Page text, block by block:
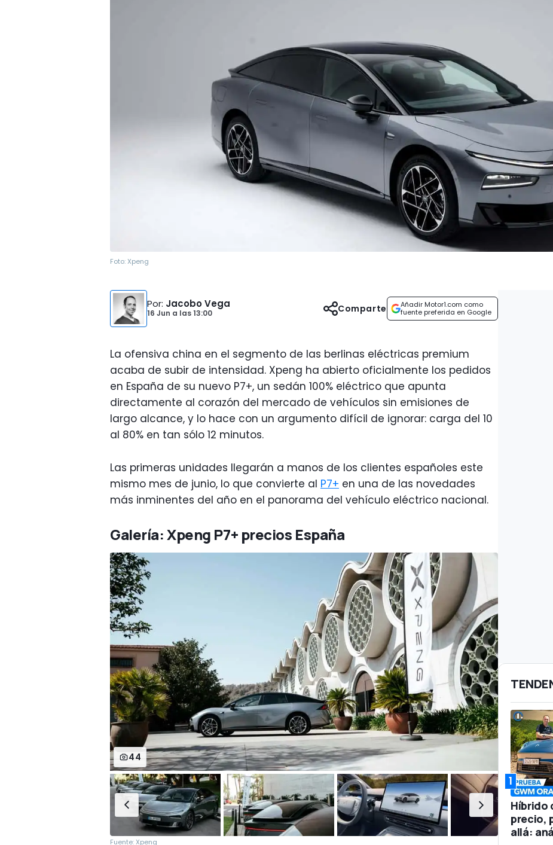
Foto:Xpeng
Por: Jacobo Vega
16 Jun a las13:00
Añadir Motor1.com como
fuente preferida en Google
Comparte
La ofensiva china en el segmento de las berlinas eléctricas premium
acaba de subir de intensidad. Xpeng ha abierto oficialmente los pedidos
en España de su nuevo P7+, un sedán 100% eléctrico que apunta
directamente al corazón del mercado de vehículos sin emisiones de
largo alcance, y lo hace con un argumento difícil de ignorar: carga del 10
al 80% en tan sólo 12 minutos.
Las primeras unidades llegarán a manos de los clientes españoles este
mismo mes de junio, lo que convierte al P7+ en una de las novedades
más inminentes del año en el panorama del vehículo eléctrico nacional.
Galería: Xpeng P7+ precios España
44
Fuente: Xpeng
1
Híbrido
precio,
allá: